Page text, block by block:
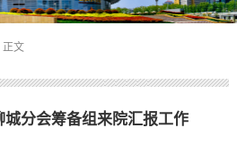
正文
分会筹备组来院汇报工作